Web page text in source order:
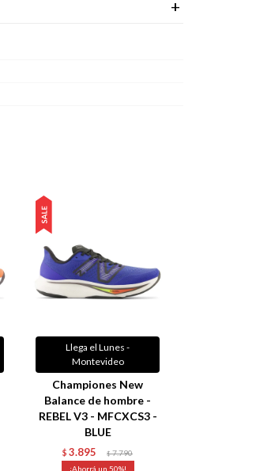
Llega el Lunes -
Montevideo
Championes New
Balance de hombre -
REBEL V3 - MFCXCS3 -
BLUE
$ 3.895 $ 7.790
50